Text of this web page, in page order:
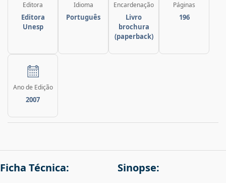
Editora
Editora
Unesp
Idioma
Português
Encardenação
Livro
brochura
(paperback)
Páginas
196
Ano de Edição
2007
Ficha Técnica: Sinopse: